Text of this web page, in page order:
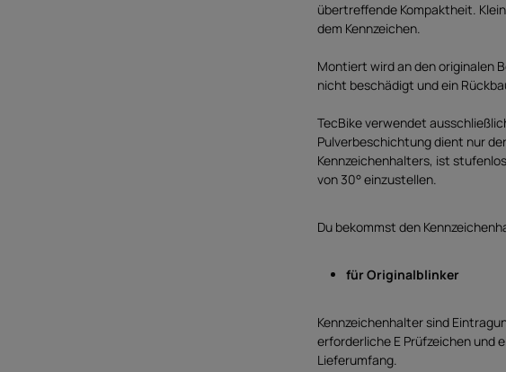
übertreffende Kompaktheit.
dem Kennzeichen.
Montiert wird an den originalen
nicht beschädigt und ein
TecBike verwendet
Pulverbeschichtung dient nur
Kennzeichenhalters, ist
von 30° einzustellen.
Du bekommst den
für Originalblinker
Kennzeichenhalter sind
erforderliche E Prüfzeichen und
Lieferumfang.